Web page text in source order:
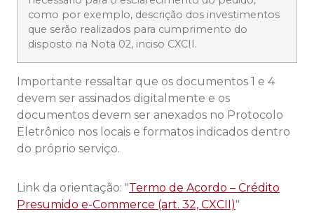
como por exemplo, descrição dos investimentos
que serão realizados para cumprimento do
disposto na Nota 02, inciso CXCII.
Importante ressaltar que os documentos 1 e 4
devem ser assinados digitalmente e os
documentos devem ser anexados no Protocolo
Eletrônico nos locais e formatos indicados dentro
do próprio serviço.
Link da orientação: "Termo de Acordo – Crédito
Presumido e-Commerce (art. 32, CXCII)"